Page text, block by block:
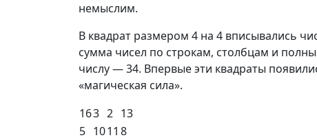
немыслим.
В квадрат размером 4 на 4 вписывались
сумма чисел по строкам, столбцам и
числу — 34. Впервые эти квадраты
«магическая сила».
163 2 13
5 1011 8